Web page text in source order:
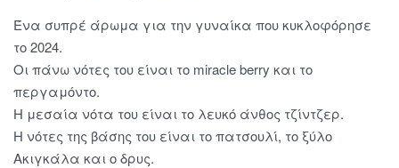
Ένα συπρέ άρωμα για την γυναίκα που κυκλοφόρησε
το 2024.
Οι πάνω νότες του είναι το miracle berry και το
περγαμόντο.
Η μεσαία νότα του είναι το λευκό άνθος τζίντζερ.
Η νότες της βάσης του είναι το πατσουλί, το ξύλο
Ακιγκάλα και ο δρυς.